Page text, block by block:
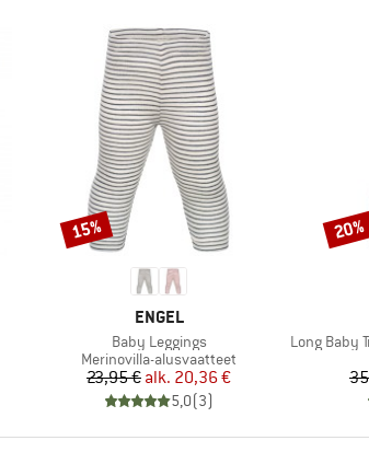
MERKKI
ENGEL
Tuote
Baby Leggings
Tuoteryhmä
Merinovilla-alusvaatteet
Hinta
23,95 € Alennettu hinta
alk. 20,36 €
5,0(3)
Alennus
15%
Tuote
Long Baby
20%